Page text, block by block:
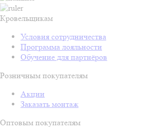
Кровельщикам
Условия сотрудничества
Программа лояльности
Обучение для партнёров
Розничным покупателям
Акции
Заказать монтаж
Оптовым покупателям